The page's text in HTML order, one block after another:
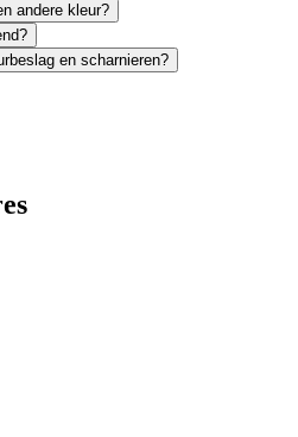
andere kleur?
en scharnieren?